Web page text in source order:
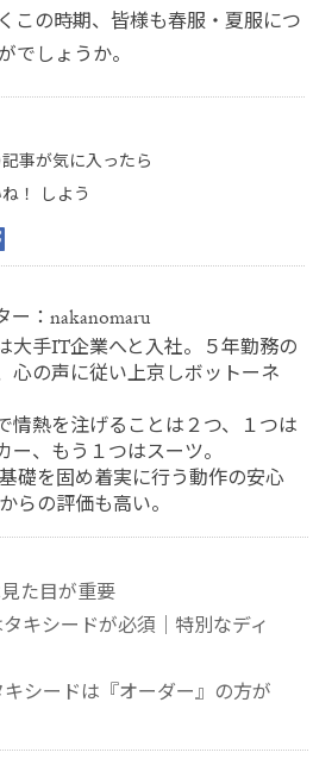
この時期、皆様も春服・夏服につ
でしょうか。
記事が気に入ったら
！ しよう
ー：nakanomaru
大手IT企業へと入社。５年勤務の
心の声に従い上京しボットーネ
情熱を注げることは２つ、１つは
ー、もう１つはスーツ。
礎を固め着実に行う動作の安心
らの評価も高い。
た目が重要
キシードが必須｜特別なディ
キシードは『オーダー』の方が